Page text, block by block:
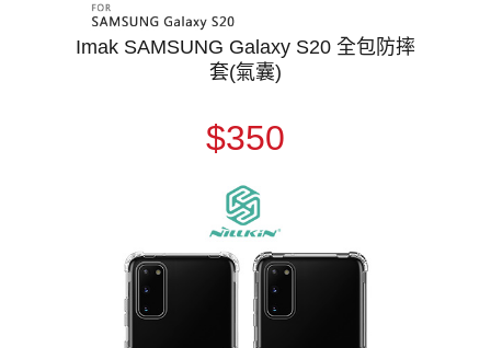
Imak SAMSUNG Galaxy S20 全包防摔
套(氣囊)
$350